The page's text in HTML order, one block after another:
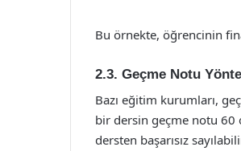
Bu örnekte, öğrencinin
2.3. Geçme Notu
Bazı eğitim kurumları,
bir dersin geçme notu 60
dersten başarısız